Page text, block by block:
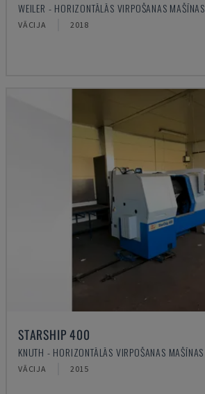
WEILER - HORIZONTĀLĀS VIRPOŠANAS MAŠĪNAS
VĀCIJA 2018
STARSHIP 400
KNUTH - HORIZONTĀLĀS VIRPOŠANAS MAŠĪNAS
VĀCIJA 2015